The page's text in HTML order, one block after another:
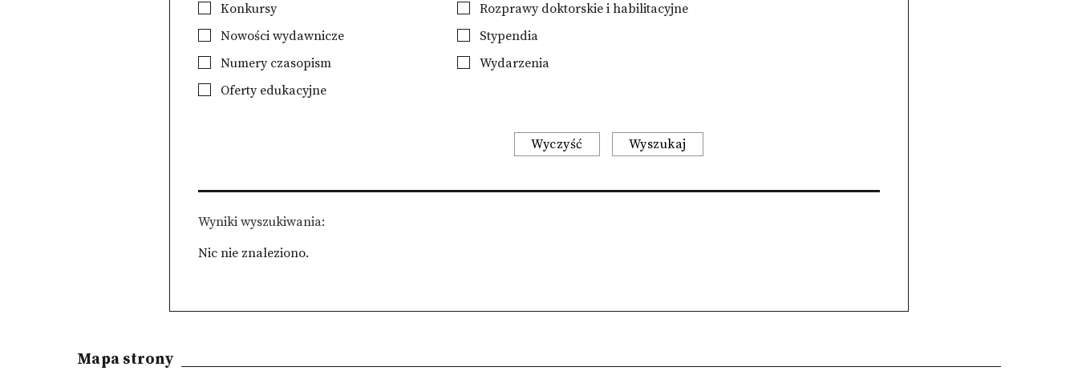
Konkursy
Nowości wydawnicze
Numery czasopism
Oferty edukacyjne
Rozprawy doktorskie i habilitacyjne
Stypendia
Wydarzenia
Wyczyść Wyszukaj
Wyniki wyszukiwania
Nic nie znaleziono.
Mapa strony